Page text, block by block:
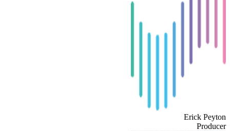
Erick Peyton
Producer